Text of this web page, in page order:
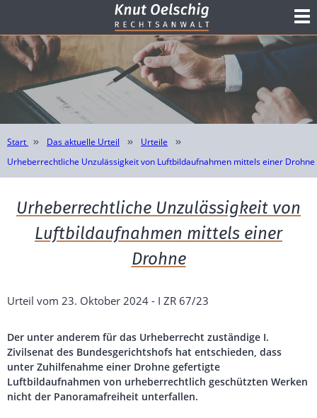
Start Das aktuelle Urteil
Urteile
Urheberrechtliche Unzulässigkeit von Luftbildaufnahmen mittels einer Drohne
Urheberrechtliche Unzulässigkeit von
Luftbildaufnahmen mittels einer
Drohne
Urteil vom 23. Oktober 2024 - I ZR 67/23
Der unter anderem für das Urheberrecht zuständige I.
Zivilsenat des Bundesgerichtshofs hat entschieden, dass
unter Zuhilfenahme einer Drohne gefertigte
Luftbildaufnahmen von urheberrechtlich geschützten Werken
nicht der Panoramafreiheit unterfallen.